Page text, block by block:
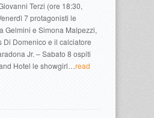
Terzi (ore 18:30,
7 protagonisti le
Gelmini e Simona Malpezzi,
Di Domenico e il calciatore
Jr. – Sabato 8 ospiti
Hotel le showgirl…read